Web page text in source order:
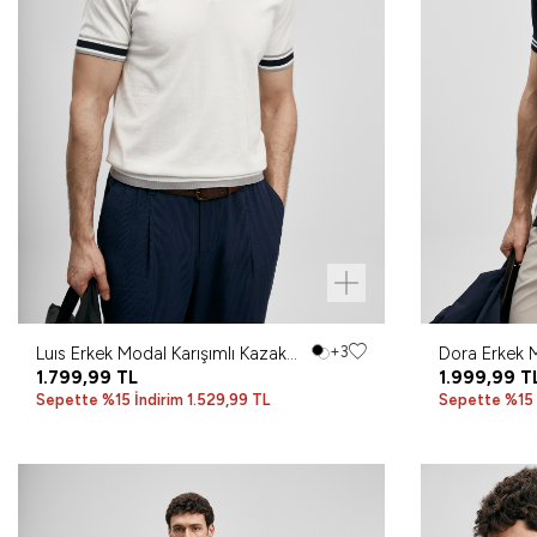
Luıs Erkek Modal Karışımlı Kazak
Kırık Beyaz
+3
1.799,99 TL
Sepette %15 İndirim 1.529,99 TL
Dora Erkek
Koyu
1.999,99
Sepette %15